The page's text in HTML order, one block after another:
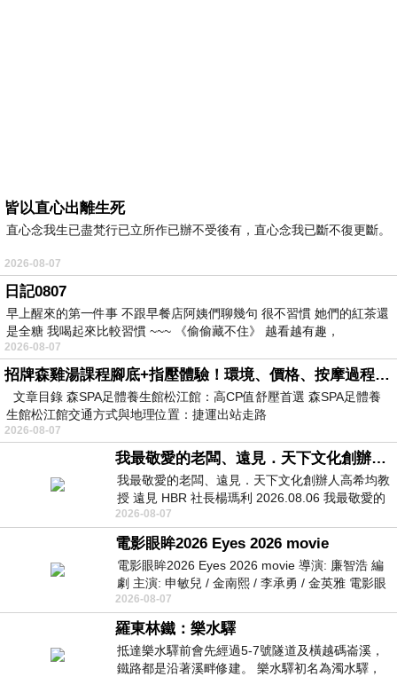
皆以直心出離生死
直心念我生已盡梵行已立所作已辦不受後有，直心念我已斷不復更斷。
2026-08-07
日記0807
早上醒來的第一件事 不跟早餐店阿姨們聊幾句 很不習慣 她們的紅茶還
是全糖 我喝起來比較習慣 ~~~ 《偷偷藏不住》 越看越有趣，
2026-08-07
招牌森雞湯課程腳底+指壓體驗！環境、價格、按摩過程全紀錄，森SPA足體養生館松江館最新價格表
文章目錄 森SPA足體養生館松江館：高CP值舒壓首選 森SPA足體養
生館松江館交通方式與地理位置：捷運出站走路
2026-08-07
我最敬愛的老闆、遠見．天下文化創辦人高希均教授
我最敬愛的老闆、遠見．天下文化創辦人高希均教
授 遠見 HBR 社長楊瑪利 2026.08.06 我最敬愛的
老闆、遠見．天下文化創辦人高希均教
2026-08-07
電影眼眸2026 Eyes 2026 movie
電影眼眸2026 Eyes 2026 movie 導演: 廉智浩 編
劇 主演: 申敏兒 / 金南熙 / 李承勇 / 金英雅 電影眼
眸2026描述攝影師徐珍因遺
2026-08-07
羅東林鐵：樂水驛
抵達樂水驛前會先經過5-7號隧道及橫越碼崙溪，
鐵路都是沿著溪畔修建。 樂水驛初名為濁水驛，